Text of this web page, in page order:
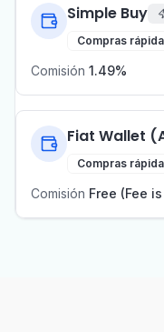
Simple Buy
Compras
Comisión 1.49%
Fiat Wallet
Compras
Comisión Free (Fee